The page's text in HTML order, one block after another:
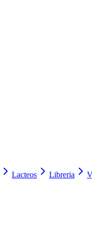
Lacteos Libreria